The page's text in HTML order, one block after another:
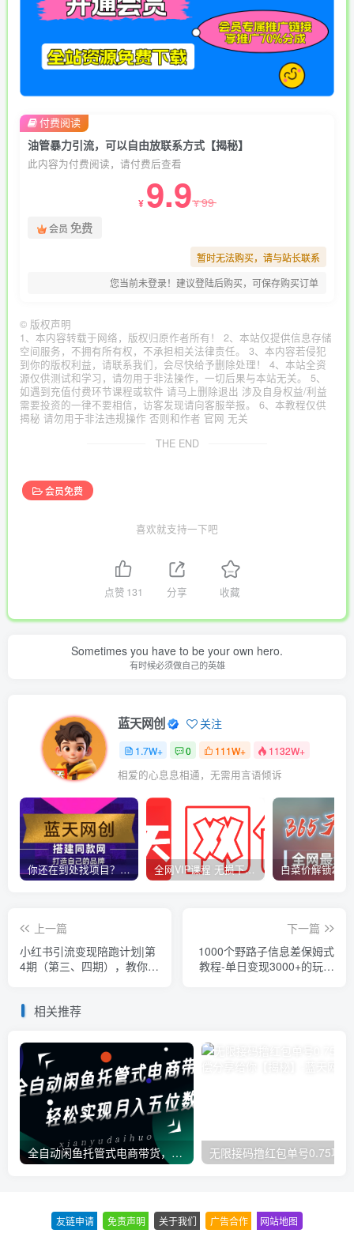
油管暴力引流，可以自由放联系方式【揭秘】
此内容为付费阅读，请付费后查看
¥ 9.9¥99
会员 免费
暂时无法购买，请与站长联系
您当前未登录！建议登陆后购买，可保存购买订单
付费阅读
© 版权声明
1、本内容转载于网络，版权归原作者所有！ 2、本站仅提供信息存储
空间服务，不拥有所有权，不承担相关法律责任。 3、本内容若侵犯
到你的版权利益，请联系我们，会尽快给予删除处理！ 4、本站全资
源仅供测试和学习，请勿用于非法操作，一切后果与本站无关。 5、
如遇到充值付费环节课程或软件 请马上删除退出 涉及自身权益/利益
需要投资的一律不要相信，访客发现请向客服举报。 6、本教程仅供
揭秘 请勿用于非法违规操作 否则和作者 官网 无关
THE END
会员免费
喜欢就支持一下吧
点赞 131 分享 收藏
Sometimes you have to be your own hero.
有时候必须做自己的英雄
蓝天网创 关注
1.7W+ 0 111W+ 1132W+
相爱的心息息相通，无需用言语倾诉
你还在到处找项目？还在当韭菜？我靠卖项目一个月收入5万+，曾经我也是个失败者。 全网VIP课程 无损下载~
上一篇
小红书引流变现陪跑计划|第
4期（第三、四期），教你如
下一篇
1000个野路子信息差保姆式
教程-单日变现3000+的玩法
相关推荐
全自动闲鱼托管式电商带货，一部手机和一个闲鱼号就可以开干，轻松实现月入五位数
友链申请 免责声明 关于我们 广告合作 网站地图